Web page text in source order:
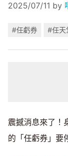
2025/07/11 by
#任虧券 #任天
震撼消息來了！
的「任虧券」要